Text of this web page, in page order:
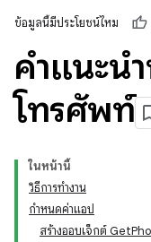
ข้อมูลนี้มีประโยชน์ไหม
คำแนะน
โทรศัพท์
ในหน้านี้
วิธีการทำงาน
กำหนดค่าแอป
สร้างออบเจ็กต์